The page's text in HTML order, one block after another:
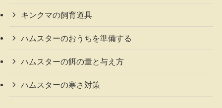
キンクマの飼育道具
ハムスターのおうちを準備する
ハムスターの餌の量と与え方
ハムスターの寒さ対策